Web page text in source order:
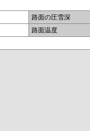
路面の圧雪深
路面温度